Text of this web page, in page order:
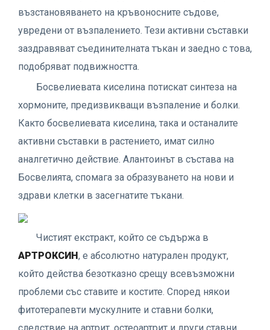
възстановяването на кръвоносните съдове,
увредени от възпалението. Тези активни съставки
заздравяват съединителната тъкан и заедно с това,
подобряват подвижността.
Босвелиевата киселина потискат синтеза на
хормоните, предизвикващи възпаление и болки.
Както босвелиевата киселина, така и останалите
активни съставки в растението, имат силно
аналгетично действие. Алантоинът в състава на
Босвелията, спомага за образуването на нови и
здрави клетки в засегнатите тъкани.
Чистият екстракт, който се съдържа в
АРТРОКСИН, е абсолютно натурален продукт,
който действа безотказно срещу всевъзможни
проблеми със ставите и костите. Според някои
фитотерапевти мускулните и ставни болки,